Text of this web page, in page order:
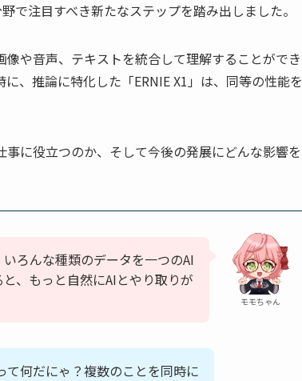
で注目すべき新たなステップを踏み出しました。
や音声、テキストを統合して理解することができ
、推論に特化した「ERNIE X1」は、同等の性能を
に役立つのか、そして今後の発展にどんな影響を
モモちゃん
ろんな種類のデータを一つのAI
、もっと自然にAIとやり取りが
て何だにゃ？複数のことを同時に